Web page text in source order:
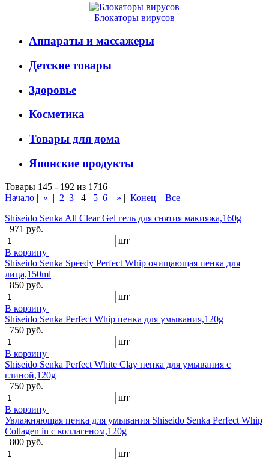
Блокаторы вирусов
Аппараты и массажеры
Детские товары
Здоровье
Косметика
Товары для дома
Японские продукты
Товары 145 - 192 из 1716
Начало | « | 2 3 4 5 6 | » | Конец | Все
Shiseido Senka All Clear Gel гель для снятия макияжа,160g
971 руб.
шт
В корзину
Shiseido Senka Speedy Perfect Whip очищающая пенка для
лица,150ml
850 руб.
шт
В корзину
Shiseido Senka Perfect Whip пенка для умывания,120g
750 руб.
шт
В корзину
Shiseido Senka Perfect White Clay пенка для умывания с
глиной,120g
750 руб.
шт
В корзину
Увлажняющая пенка для умывания Shiseido Senka Perfect Whip
Collagen in с коллагеном,120g
800 руб.
шт